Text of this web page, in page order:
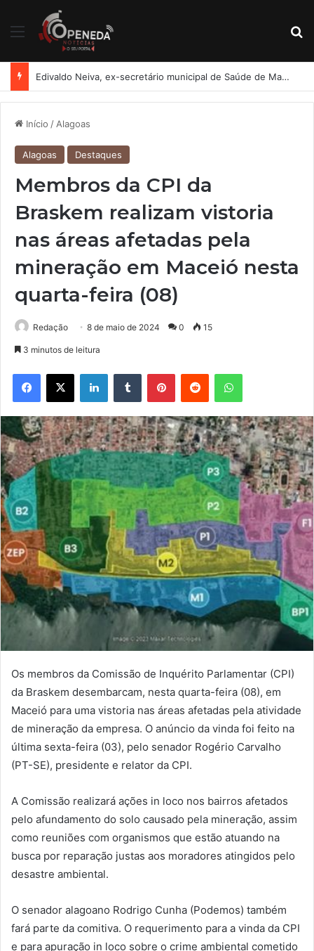
Menu
Edivaldo Neiva, ex-secretário municipal de Saúde de Maceió, está com Guilherme Lopes
Início / Alagoas
Alagoas Destaques
Membros da CPI da
Braskem realizam vistoria
nas áreas afetadas pela
mineração em Maceió nesta
quarta-feira (08)
Redação 8 de maio de 2024 0 15
3 minutos de leitura
Facebook
X LinkedinTumblr PinterestReddit WhatsApp
Os membros da Comissão de Inquérito Parlamentar (CPI)
da Braskem desembarcam, nesta quarta-feira (08), em
Maceió para uma vistoria nas áreas afetadas pela atividade
de mineração da empresa. O anúncio da vinda foi feito na
última sexta-feira (03), pelo senador Rogério Carvalho
(PT-SE), presidente e relator da CPI.
A Comissão realizará ações in loco nos bairros afetados
pelo afundamento do solo causado pela mineração, assim
como reuniões com organismos que estão atuando na
busca por reparação justas aos moradores atingidos pelo
desastre ambiental.
O senador alagoano Rodrigo Cunha (Podemos) também
fará parte da comitiva. O requerimento para a vinda da CPI
e para apuração in loco sobre o crime ambiental cometido